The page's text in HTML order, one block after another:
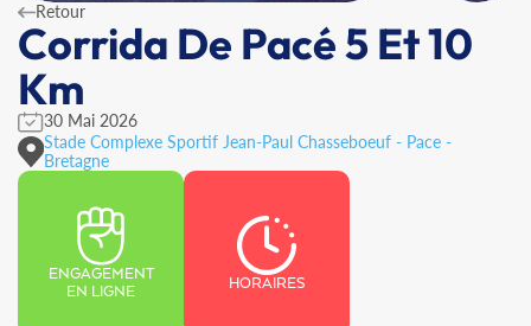
Retour
Corrida De Pacé 5 Et 10
Km
30 Mai 2026
Stade Complexe Sportif Jean-Paul Chasseboeuf - Pace -
Bretagne
ENGAGEMENT
EN LIGNE
HORAIRES